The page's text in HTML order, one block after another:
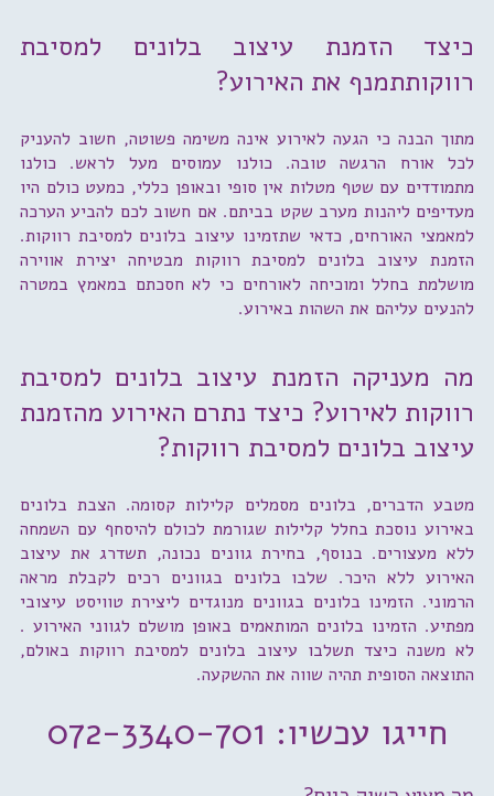
כיצד הזמנת עיצוב בלונים למסיבת
רווקותתמנף את האירוע?
מתוך הבנה כי הגעה לאירוע אינה משימה פשוטה, חשוב להעניק
לכל אורח הרגשה טובה. כולנו עמוסים מעל לראש. כולנו
מתמודדים עם שטף מטלות אין סופי ובאופן כללי, כמעט כולם היו
מעדיפים ליהנות מערב שקט בביתם. אם חשוב לכם להביע הערכה
למאמצי האורחים, כדאי שתזמינו עיצוב בלונים למסיבת רווקות.
הזמנת עיצוב בלונים למסיבת רווקות מבטיחה יצירת אווירה
מושלמת בחלל ומוכיחה לאורחים כי לא חסכתם במאמץ במטרה
להנעים עליהם את השהות באירוע.
מה מעניקה הזמנת עיצוב בלונים למסיבת
רווקות לאירוע? כיצד נתרם האירוע מהזמנת
עיצוב בלונים למסיבת רווקות?
מטבע הדברים, בלונים מסמלים קלילות קסומה. הצבת בלונים
באירוע נוסכת בחלל קלילות שגורמת לכולם להיסחף עם השמחה
ללא מעצורים. בנוסף, בחירת גוונים נכונה, תשדרג את עיצוב
האירוע ללא היכר. שלבו בלונים בגוונים רכים לקבלת מראה
הרמוני. הזמינו בלונים בגוונים מנוגדים ליצירת טוויסט עיצובי
מפתיע. הזמינו בלונים המותאמים באופן מושלם לגווני האירוע .
לא משנה כיצד תשלבו עיצוב בלונים למסיבת רווקות באולם,
התוצאה הסופית תהיה שווה את ההשקעה.
חייגו עכשיו: 072-3340-701